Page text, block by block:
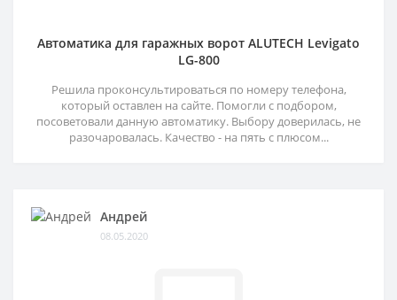
Автоматика для гаражных ворот ALUTECH Levigato
LG-800
Решила проконсультироваться по номеру телефона,
который оставлен на сайте. Помогли с подбором,
посоветовали данную автоматику. Выбору доверилась, не
разочаровалась. Качество - на пять с плюсом...
Андрей
08.05.2020